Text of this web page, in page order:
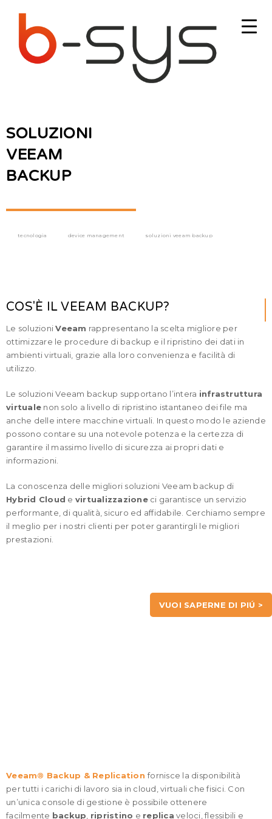
SOLUZIONI
VEEAM
BACKUP
tecnologia device management soluzioni veeam backup
COS'È IL VEEAM BACKUP?
Le soluzioniVeeam rappresentano la scelta migliore per
ottimizzare le procedure di backup e il ripristino dei dati in
ambienti virtuali, grazie alla loro convenienza e facilità di
utilizzo.
Le soluzioni Veeam backup supportano l’intera infrastruttura
virtuale non solo a livello di ripristino istantaneo dei file ma
anche delle intere macchine virtuali. In questo modo le aziende
possono contare su una notevole potenza e la certezza di
garantire il massimo livello di sicurezza ai propri dati e
informazioni.
La conoscenza delle migliori soluzioni Veeam backup di
Hybrid Cloud e virtualizzazioneci garantisce un servizio
performante, di qualità, sicuro ed affidabile. Cerchiamo sempre
il meglio per i nostri clienti per poter garantirgli le migliori
prestazioni.
VUOI SAPERNE DI PIÚ >
Veeam® Backup & Replication fornisce la disponibilità
per tutti i carichi di lavoro sia in cloud, virtuali che fisici. Con
un’unica console di gestione è possibile ottenere
facilmente backup ripristino e replica veloci, flessibili e